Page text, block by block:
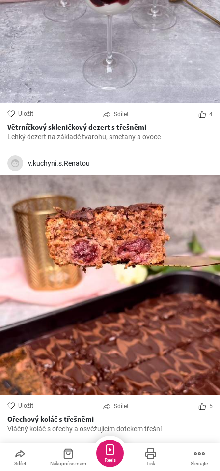
Uložit Sdílet 4
Větrníčkový skleničkový dezert s třešněmi
Lehký dezert na základě tvarohu, smetany a ovoce
v.kuchyni.s.Renatou
Uložit Sdílet 5
Ořechový koláč s třešněmi
Vláčný koláč s ořechy a osvěžujícím dotekem třešní
Další recepty
Sdílet Nákupní seznam Tisk Sledujte
Reels